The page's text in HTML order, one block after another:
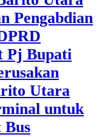
Pengabdian
Pj Bupati
Utara
untuk
Bus